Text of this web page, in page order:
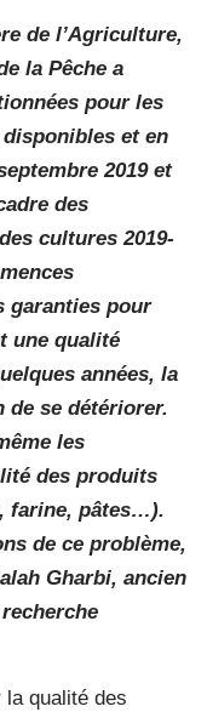
de l’Agriculture,
la Pêche a
pour les
et en
2019 et
des
cultures 2019-
garanties pour
une qualité
années, la
de se détériorer.
les
des produits
farine, pâtes…).
de ce problème,
Gharbi, ancien
la qualité des